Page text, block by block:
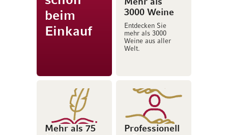
beim
Einkauf
Mehr als
3000 Weine
Entdecken Sie
mehr als 3000
Weine aus aller
Welt.
Mehr als 75
Professionell